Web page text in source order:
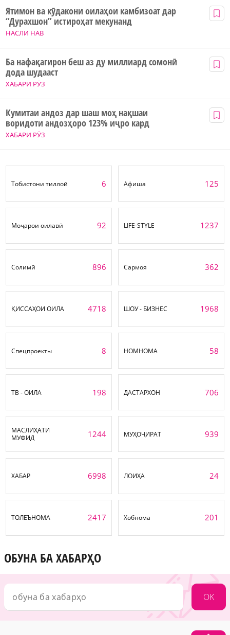
НАСЛИ НАВ
Ятимон ва кӯдакони оилаҳои камбизоат дар
“Дурахшон” истироҳат мекунанд
ХАБАРИ РӮЗ
Ба нафақагирон беш аз ду миллиард сомонӣ
дода шудааст
ХАБАРИ РӮЗ
Кумитаи андоз дар шаш моҳ нақшаи
воридоти андозҳоро 123% иҷро кард
Тобистони тиллоӣ 6 Афиша 125
Моҷарои оилавӣ 92 LIFE-STYLE 1237
Солимӣ 896 Сармоя 362
ҚИССАҲОИ ОИЛА 4718 ШОУ - БИЗНЕС 1968
Спецпроекты 8 НОМНОМА 58
ТВ - ОИЛА 198 ДАСТАРХОН 706
МАСЛИҲАТИ
МУФИД
1244 МУҲОҶИРАТ 939
ХАБАР 6998 ЛОИҲА 24
ТОЛЕЪНОМА 2417 Хобнома 201
ОБУНА БА ХАБАРҲО
OK